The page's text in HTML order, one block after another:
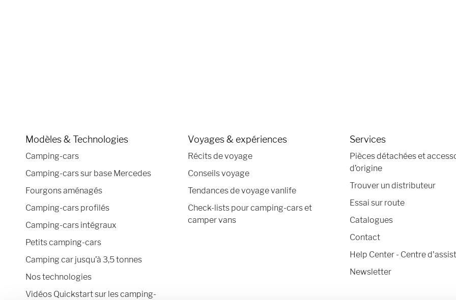
Modèles & Technologies
Camping-cars
Camping-cars sur base Mercedes
Fourgons aménagés
Camping-cars profilés
Camping-cars intégraux
Petits camping-cars
Camping car jusqu’à 3,5 tonnes
Nos technologies
Vidéos Quickstart sur les camping-
Voyages & expériences
Récits de voyage
Conseils voyage
Tendances de voyage vanlife
Check-lists pour camping-cars et
camper vans
Services
Pièces détachées et
d’origine
Trouver un distributeur
Essai sur route
Catalogues
Contact
Help Center - Centre
Newsletter